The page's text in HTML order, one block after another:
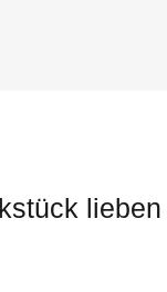
lieben